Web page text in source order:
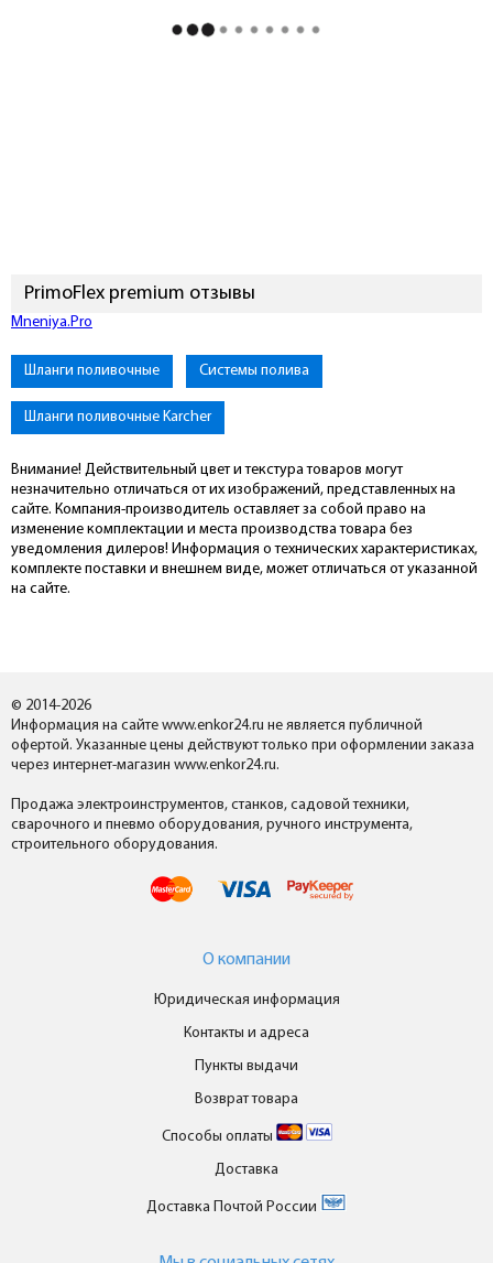
PrimoFlex premium отзывы
Mneniya.Pro
Шланги поливочные Системы полива
Шланги поливочные Karcher
Внимание! Действительный цвет и текстура товаров могут
незначительно отличаться от их изображений, представленных на
сайте. Компания-производитель оставляет за собой право на
изменение комплектации и места производства товара без
уведомления дилеров! Информация о технических характеристиках,
комплекте поставки и внешнем виде, может отличаться от указанной
на сайте.
© 2014-2026
Информация на сайте www.enkor24.ru не является публичной
офертой. Указанные цены действуют только при оформлении заказа
через интернет-магазин www.enkor24.ru.
Продажа электроинструментов, станков, садовой техники,
сварочного и пневмо оборудования, ручного инструмента,
строительного оборудования.
О компании
Юридическая информация
Контакты и адреса
Пункты выдачи
Возврат товара
Способы оплаты
Доставка
Доставка Почтой России